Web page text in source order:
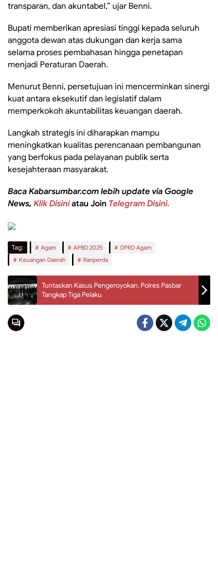
transparan, dan akuntabel,” ujar Benni.
Bupati memberikan apresiasi tinggi kepada seluruh
anggota dewan atas dukungan dan kerja sama
selama proses pembahasan hingga penetapan
menjadi Peraturan Daerah.
Menurut Benni, persetujuan ini mencerminkan sinergi
kuat antara eksekutif dan legislatif dalam
memperkokoh akuntabilitas keuangan daerah.
Langkah strategis ini diharapkan mampu
meningkatkan kualitas perencanaan pembangunan
yang berfokus pada pelayanan publik serta
kesejahteraan masyarakat.
Baca Kabarsumbar.com lebih update via Google
News, Klik Disiniatau Join Telegram Disini.
Tag: Agam APBD 2025
DPRD Agam
Keuangan Daerah
Ranperda
Tuntaskan Kasus Pengeroyokan, Polres Pasbar
Tangkap Tiga Pelaku